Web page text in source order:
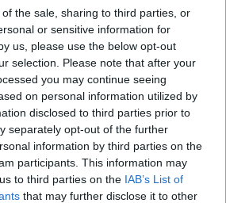
the sale, sharing to third parties, or
or sensitive information for
us, please use the below opt-out
selection. Please note that after your
you may continue seeing
on personal information utilized by
disclosed to third parties prior to
separately opt-out of the further
information by third parties on the
participants. This information may
to third parties on the IAB’s List of
that may further disclose it to other
e un autista soccorritore
convenzionate.
di volontariato - ha evidenziato
dell'area Emergenza urgenza 118
nord ovest - è da sempre uno dei punti
dell'emergenza-urgenza. La presenza
agli infermieri del 118, è l’ulteriore
ormai consolidata, che permette di offrire
professionale e profondamente